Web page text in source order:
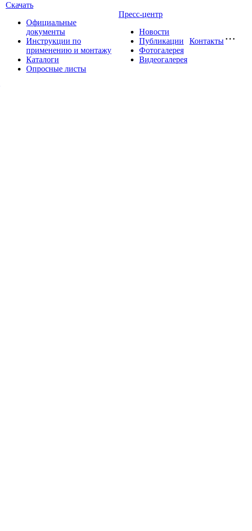
Скачать
Официальные
документы
Инструкции по
применению и монтажу
Каталоги
Опросные листы
Пресс-центр
Новости
Публикации
Фотогалерея
Видеогалерея
Контакты